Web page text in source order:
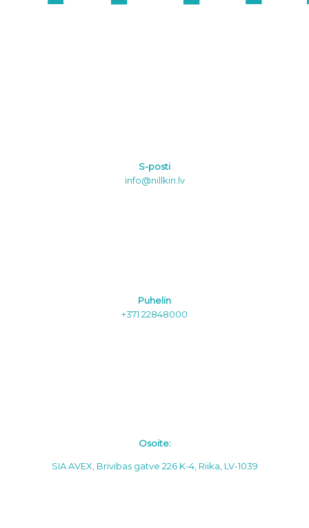
S-posti
info@nillkin.lv
Puhelin
+371 22848000
Osoite:
SIA AVEX, Brivibas gatve 226 K-4, Riika, LV-1039